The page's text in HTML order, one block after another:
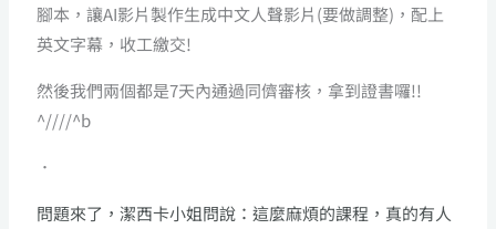
腳本，讓AI影片製作生成中文人聲影片(要做調整)，配上
英文字幕，收工繳交!
然後我們兩個都是7天內通過同儕審核，拿到證書囉!!
^////^b
．
問題來了，潔西卡小姐問說：這麼麻煩的課程，真的有人